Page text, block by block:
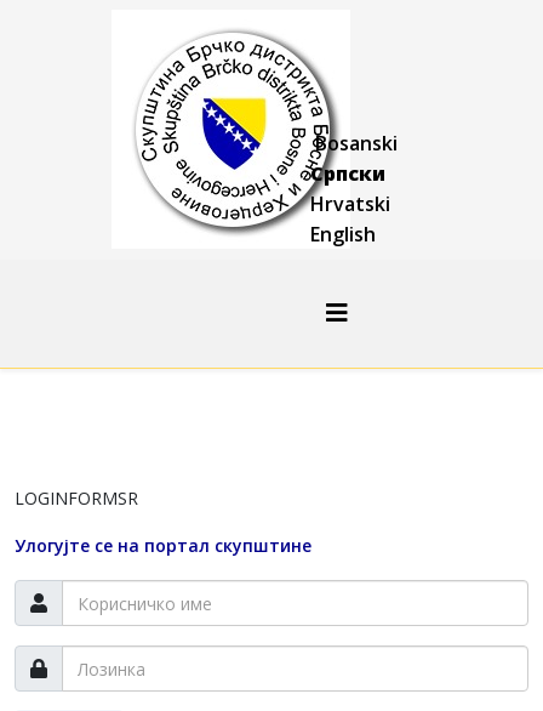
Bosanski
Српски
Hrvatski
English
LOGINFORMSR
Улогујте се на портал скупштине